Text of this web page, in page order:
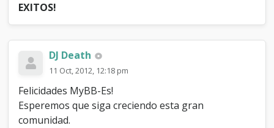
EXITOS!
DJ Death
11 Oct, 2012, 12:18 pm
Felicidades MyBB-Es!
Esperemos que siga creciendo esta gran
comunidad.